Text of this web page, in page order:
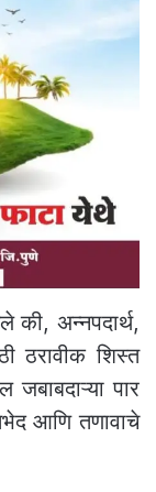
की, अन्नपदार्थ,
ठरावीक शिस्त
जबाबदाऱ्या पार
आणि तणावाचे